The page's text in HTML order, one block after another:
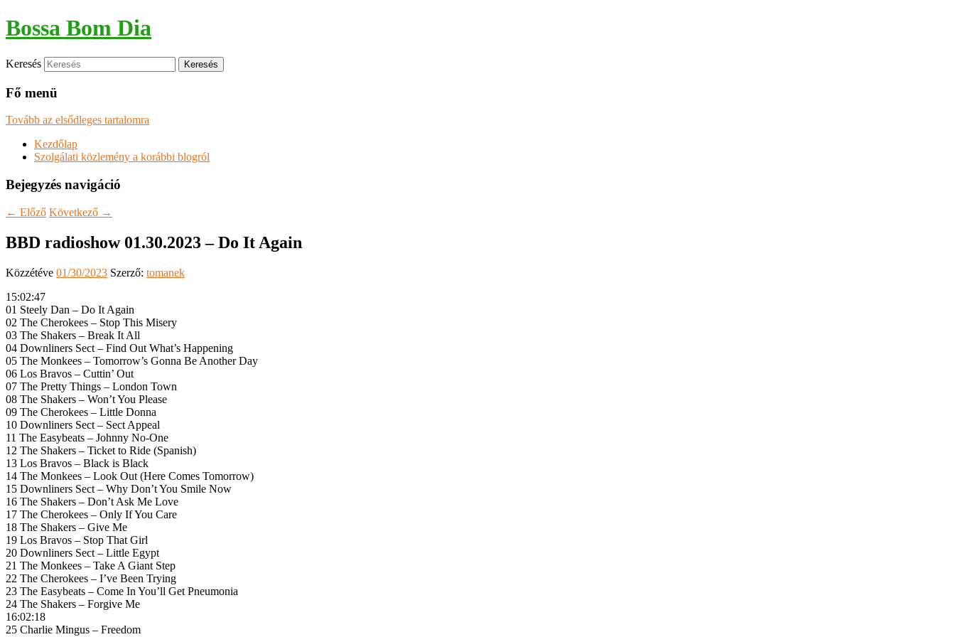
Bossa Bom Dia
Keresés
Fő menü
Tovább az elsődleges tartalomra
Kezdőlap
Szolgálati közlemény a korábbi blogról
Bejegyzés navigáció
← Előző Következő →
BBD radioshow 01.30.2023 – Do It Again
Közzétéve 01/30/2023 Szerző: tomanek
15:02:47
01 Steely Dan – Do It Again
02 The Cherokees – Stop This Misery
03 The Shakers – Break It All
04 Downliners Sect – Find Out What’s Happening
05 The Monkees – Tomorrow’s Gonna Be Another Day
06 Los Bravos – Cuttin’ Out
07 The Pretty Things – London Town
08 The Shakers – Won’t You Please
09 The Cherokees – Little Donna
10 Downliners Sect – Sect Appeal
11 The Easybeats – Johnny No-One
12 The Shakers – Ticket to Ride (Spanish)
13 Los Bravos – Black is Black
14 The Monkees – Look Out (Here Comes Tomorrow)
15 Downliners Sect – Why Don’t You Smile Now
16 The Shakers – Don’t Ask Me Love
17 The Cherokees – Only If You Care
18 The Shakers – Give Me
19 Los Bravos – Stop That Girl
20 Downliners Sect – Little Egypt
21 The Monkees – Take A Giant Step
22 The Cherokees – I’ve Been Trying
23 The Easybeats – Come In You’ll Get Pneumonia
24 The Shakers – Forgive Me
16:02:18
25 Charlie Mingus – Freedom